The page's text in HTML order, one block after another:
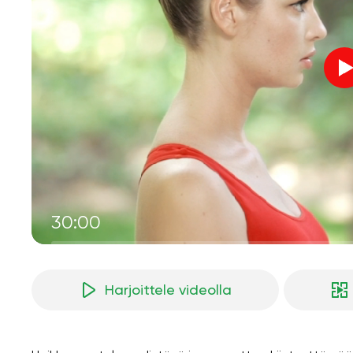
30:00
Harjoittele videolla